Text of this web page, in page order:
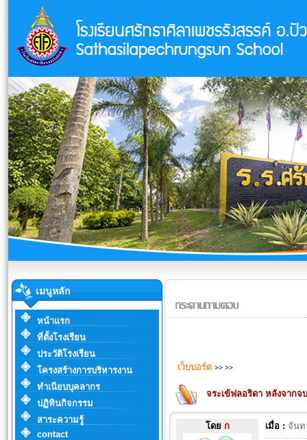
เมนูหลัก
หน้าแรก
ที่ตั้งโรงเรียน
ประวัติโรงเรียน
โครงสร้างการบริหารงาน
ทำเนียบบุคลากร
ปฏิทินกิจกรรม
สาระความรู้
contact
เว็บบอร์ด >> >>
จระเข้ฟลอริดา หลังจาก
โดย ก เมื่อ : จันท